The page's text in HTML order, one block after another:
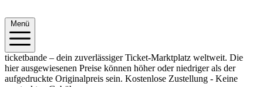
Menü
ticketbande – dein zuverlässiger Ticket-Marktplatz weltweit. Die
hier ausgewiesenen Preise können höher oder niedriger als der
aufgedruckte Originalpreis sein. Kostenlose Zustellung - Keine